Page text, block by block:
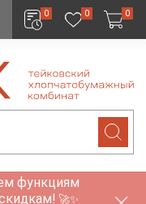
0 0 0
функциям
🚀✨